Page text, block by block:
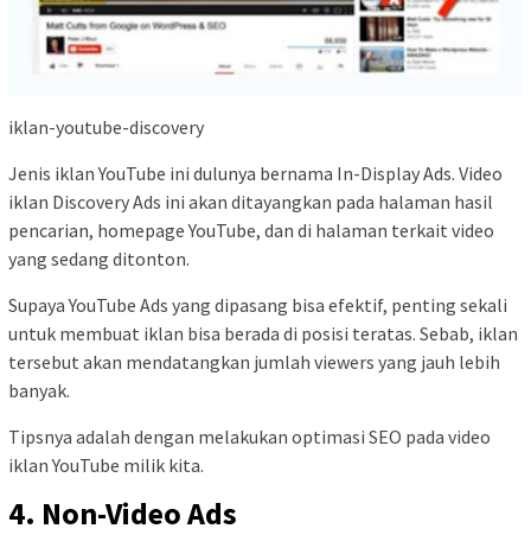
iklan-youtube-discovery
Jenis iklan YouTube ini dulunya bernama In-Display Ads. Video
iklan Discovery Ads ini akan ditayangkan pada halaman hasil
pencarian, homepage YouTube, dan di halaman terkait video
yang sedang ditonton.
Supaya YouTube Ads yang dipasang bisa efektif, penting sekali
untuk membuat iklan bisa berada di posisi teratas. Sebab, iklan
tersebut akan mendatangkan jumlah viewers yang jauh lebih
banyak.
Tipsnya adalah dengan melakukan optimasi SEO pada video
iklan YouTube milik kita.
4. Non-Video Ads